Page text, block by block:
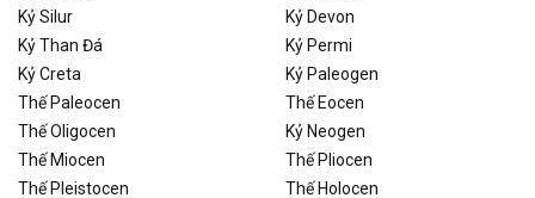
Kỷ Silur
Kỷ Devon
Kỷ Than Đá
Kỷ Permi
Kỷ Creta
Kỷ Paleogen
Thế Paleocen
Thế Eocen
Thế Oligocen
Kỷ Neogen
Thế Miocen
Thế Pliocen
Thế Pleistocen
Thế Holocen